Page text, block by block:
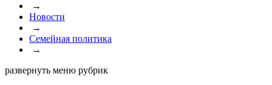
→
Новости
→
Семейная политика
→
развернуть меню рубрик